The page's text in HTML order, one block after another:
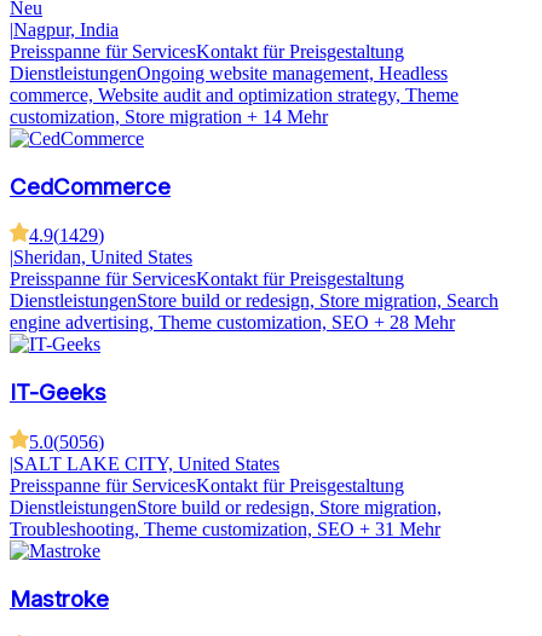
Neu
|Nagpur, India
Preisspanne für ServicesKontakt für Preisgestaltung
DienstleistungenOngoing website management, Headless
commerce, Website audit and optimization strategy, Theme
customization, Store migration + 14 Mehr
CedCommerce
4.9(1429)
Sheridan, United States
Preisspanne für ServicesKontakt für Preisgestaltung
DienstleistungenStore build or redesign, Store migration, Search
engine advertising, Theme customization, SEO + 28 Mehr
IT-Geeks
5.0(5056)
|SALT LAKE CITY, United States
Preisspanne für ServicesKontakt für Preisgestaltung
DienstleistungenStore build or redesign, Store migration,
Troubleshooting, Theme customization, SEO + 31 Mehr
Mastroke